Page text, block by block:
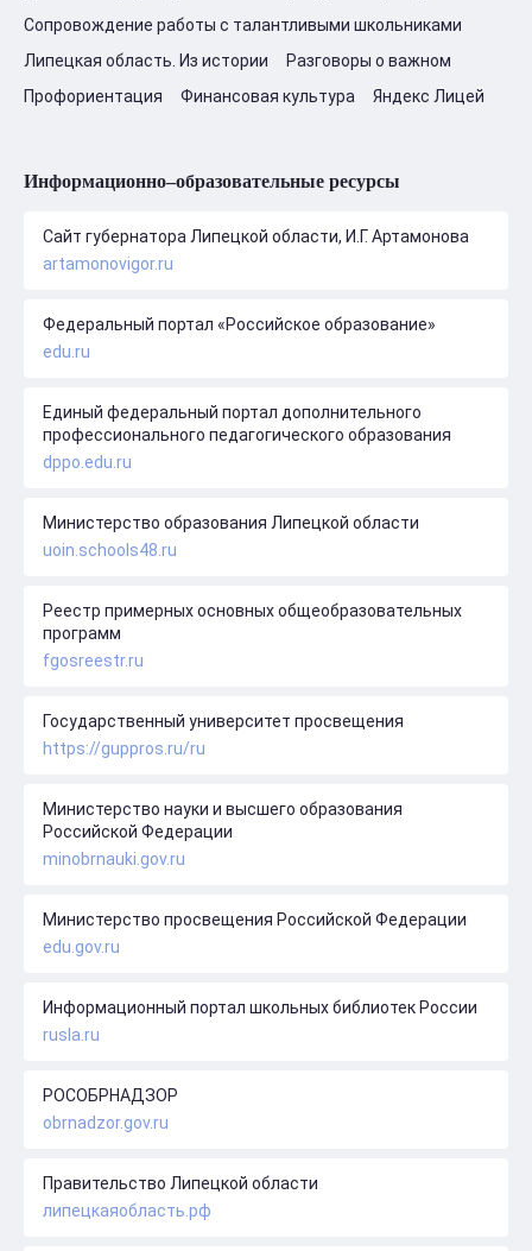
Сопровождение работы с талантливыми школьниками
Липецкая область. Из истории
Разговоры о важном
Профориентация
Финансовая культура Яндекс Лицей
Информационно–образовательные ресурсы
Сайт губернатора Липецкой области, И.Г. Артамонова
artamonovigor.ru
Федеральный портал «Российское образование»
edu.ru
Единый федеральный портал дополнительного
профессионального педагогического образования
dppo.edu.ru
Министерство образования Липецкой области
uoin.schools48.ru
Реестр примерных основных общеобразовательных
программ
fgosreestr.ru
Государственный университет просвещения
https://guppros.ru/ru
Министерство науки и высшего образования
Российской Федерации
minobrnauki.gov.ru
Министерство просвещения Российской Федерации
edu.gov.ru
Информационный портал школьных библиотек России
rusla.ru
РОСОБРНАДЗОР
obrnadzor.gov.ru
Правительство Липецкой области
липецкаяобласть.рф